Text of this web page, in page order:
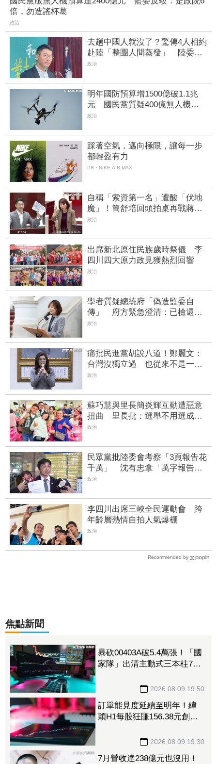
倍，勿造謠杯葛
政治
去趟中國人就沒了？驚傳4人相約
赴陸「整團人間蒸發」 陸委
會：港澳旅遊警示已升橙色
政治
明年國防預算增1500億破1.1兆
元 國民黨質疑400億無人機硬
要編特別預算「刷卡換現金」
政治
踩著空氣，邁向極限，讓每一步
都輕盈有力
PR・NIKE AIR MAX
自稱「索資第一名」遭酸「伏地
魔」！簡舒培回頭拍桌再戰蔣萬
安 兩人吵到議長也抓狂
政治
出席新北原住民族歲時祭儀 李
四川四大原力政見獲熱烈回響
政治
學者質疑總統府「偽造監委自
傳」 府方緊急澄清：已檢還原
件
政治
痛批民進黨胡說八道！鄭麗文：
台灣沒獨立過 也從來不是一個
國家
政治
蘇巧慧與里長簡炎輝互動遭惡意
扭曲 里長批：選舉不用選成這
樣
政治
民眾黨批陸委會考察「3頁報告花
千萬」 沈有忠拿「萬字報告」
打臉：只花14萬
政治
李四川出席三峽全民運動會 跨
年齡層熱情自拍人氣爆棚
政治
Recommended by
焦點新聞
暴砍00403A破5.4萬張！「國
家隊」出清主動式三本柱7萬
2026.08.09 19:50
訂單能見度延續至明年！緯
穎H1每股狂賺156.38元創同
2026.08.09 19:30
7月營收達238億元也沒用！